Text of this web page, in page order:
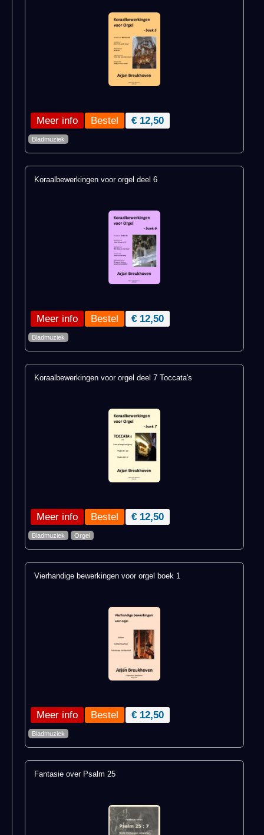
Meer info € 12,50
Bladmuziek
Koraalbewerkingen voor orgel deel 6
Meer info € 12,50
Bladmuziek
Koraalbewerkingen voor orgel deel 7 Toccata's
Meer info € 12,50
Bladmuziek Orgel
Vierhandige bewerkingen voor orgel boek 1
Meer info € 12,50
Bladmuziek
Fantasie over Psalm 25